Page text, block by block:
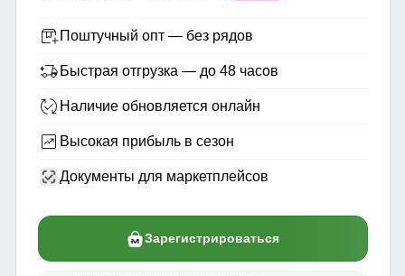
Поштучный опт — без рядов
Быстрая отгрузка — до 48 часов
Наличие обновляется онлайн
Высокая прибыль в сезон
Документы для маркетплейсов
Зарегистрироваться